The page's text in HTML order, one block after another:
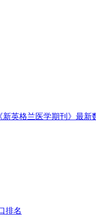
新英格兰医学期刊》最
排名